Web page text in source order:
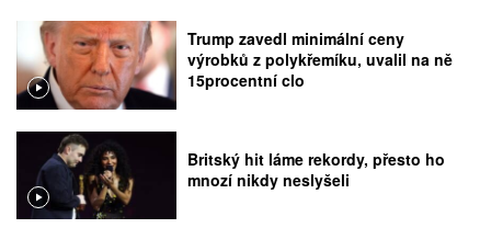
Trump zavedl minimální ceny
výrobků z polykřemíku, uvalil na ně
15procentní clo
Britský hit láme rekordy, přesto ho
mnozí nikdy neslyšeli